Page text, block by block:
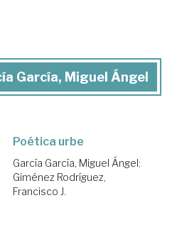
García, Miguel Ángel
Poética urbe
García García, Miguel Ángel;
Giménez Rodríguez,
Francisco J.